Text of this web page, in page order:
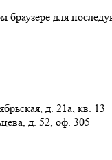
браузере для
д. 21а, кв. 13
д. 52, оф. 305